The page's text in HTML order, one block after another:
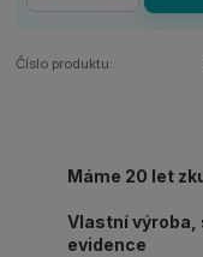
Číslo produktu:
Máme 20 let
Vlastní výroba,
evidence